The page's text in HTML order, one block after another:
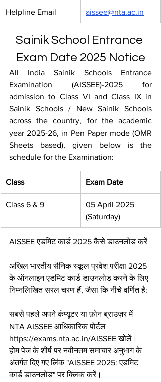
Helpline Email aissee@nta.ac.in
Sainik School Entrance
Exam Date 2025 Notice
All India Sainik Schools Entrance
Examination (AISSEE)-2025 for
admission to Class VI and Class IX in
Sainik Schools / New Sainik Schools
across the country, for the academic
year 2025-26, in Pen Paper mode (OMR
Sheets based), given below is the
schedule for the Examination:
Class Exam Date
Class 6 & 9
05 April 2025
(Saturday)
AISSEE एडमिट कार्ड 2025 कैसे डाउनलोड करें
अखिल भारतीय सैनिक स्कूल प्रवेश परीक्षा 2025
के ऑनलाइन एडमिट कार्ड डाउनलोड करने के लिए
निम्नलिखित सरल चरण हैं, जैसा कि नीचे वर्णित है:
सबसे पहले अपने कंप्यूटर या फ़ोन ब्राउज़र में
NTA AISSEE आधिकारिक पोर्टल
https://exams.nta.ac.in/AISSEE खोलें।
होम पेज के शीर्ष पर नवीनतम समाचार अनुभाग के
अंतर्गत दिए गए लिंक "AISSEE 2025: एडमिट
कार्ड डाउनलोड" पर क्लिक करें।